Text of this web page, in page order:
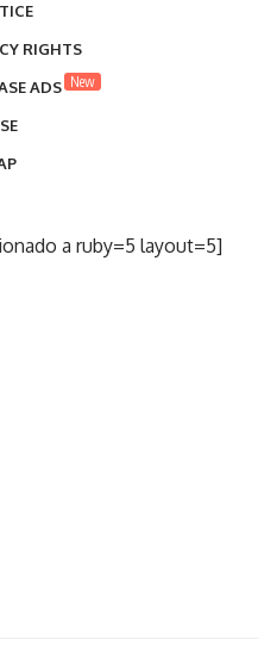
RIGHTS
ADS New
a ruby=5 layout=5]